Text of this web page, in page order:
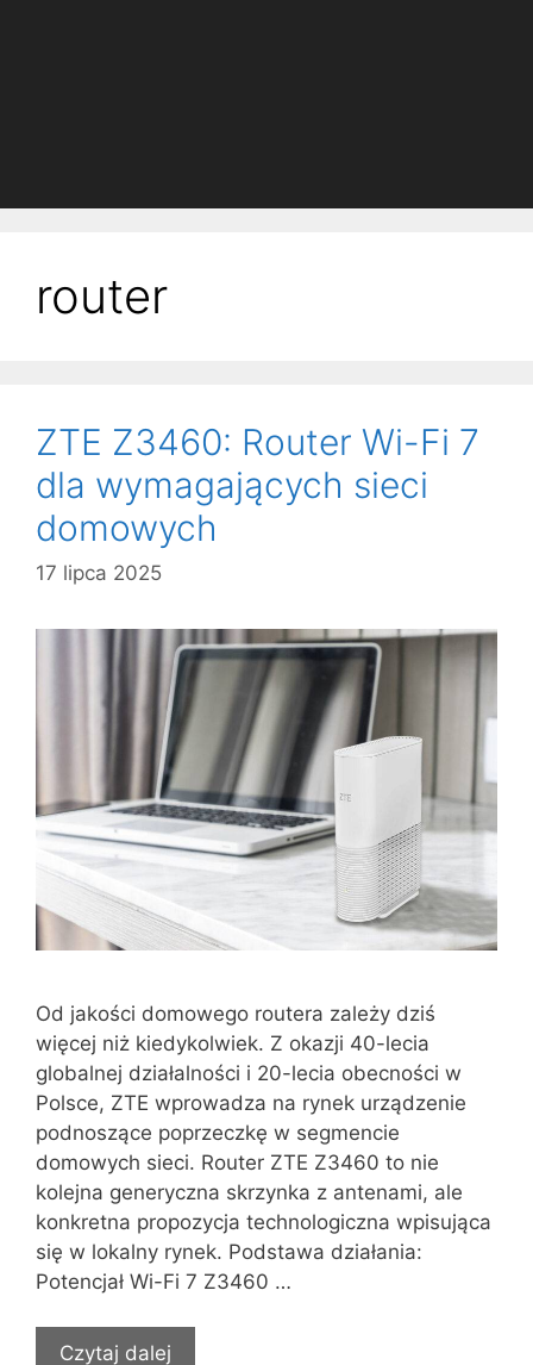
router
ZTE Z3460: Router Wi-Fi 7
dla wymagających sieci
domowych
17 lipca 2025
Od jakości domowego routera zależy dziś
więcej niż kiedykolwiek. Z okazji 40-lecia
globalnej działalności i 20-lecia obecności w
Polsce, ZTE wprowadza na rynek urządzenie
podnoszące poprzeczkę w segmencie
domowych sieci. Router ZTE Z3460 to nie
kolejna generyczna skrzynka z antenami, ale
konkretna propozycja technologiczna wpisująca
się w lokalny rynek. Podstawa działania:
Potencjał Wi-Fi 7 Z3460 …
Czytaj dalej